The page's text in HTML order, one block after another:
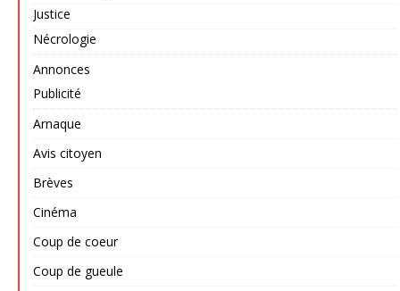
Justice
Nécrologie
Annonces
Publicité
Arnaque
Avis citoyen
Brèves
Cinéma
Coup de coeur
Coup de gueule